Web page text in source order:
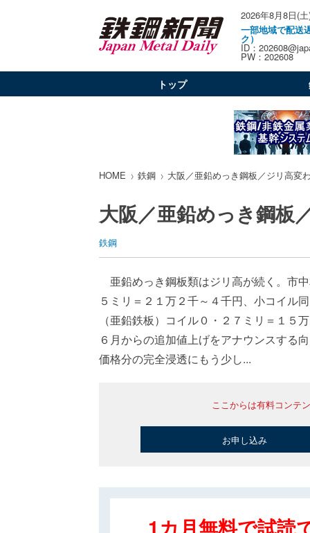
2026年8月8日(
一部地域で配送
ク）
ID：
PW：202608
トップ
HOME 鉄鋼 大阪／亜鉛めっき鋼板／ジリ高変
大阪／亜鉛めっき鋼板
鉄鋼
亜鉛めっき鋼板類はジリ高が続く。市
５ミリ＝２１万２千～４千円、小コイル
（亜鉛鉄板）コイル０・２７ミリ＝１
６月からの追加値上げをアナウンスする
価格分の完全浸透にもう少し...
ここからは有料コンテ
お申し込み
1カ月無料で試読